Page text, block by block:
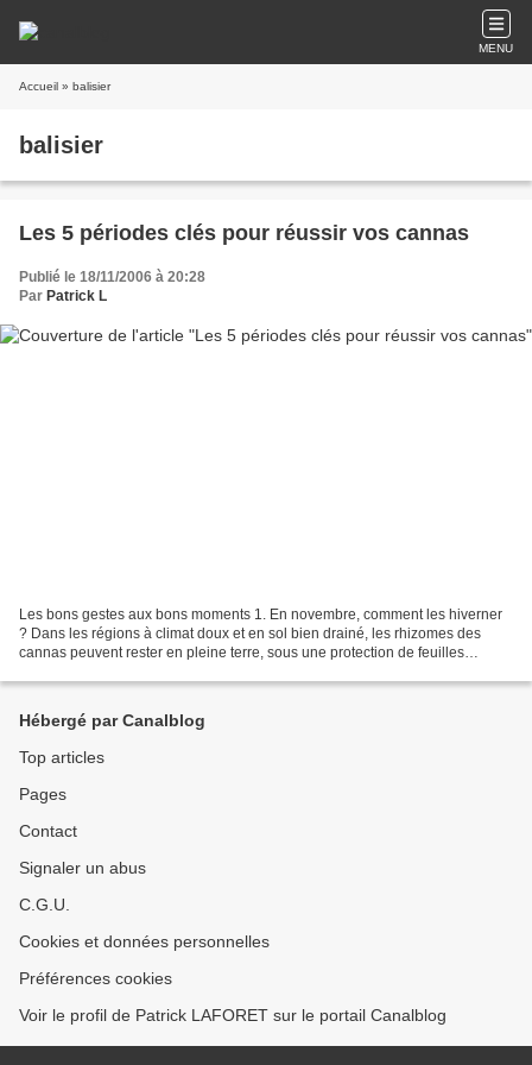
MENU
Accueil » balisier
balisier
Les 5 périodes clés pour réussir vos cannas
Publié le 18/11/2006 à 20:28
Par Patrick L
Les bons gestes aux bons moments 1. En novembre, comment les hiverner
? Dans les régions à climat doux et en sol bien drainé, les rhizomes des
cannas peuvent rester en pleine terre, sous une protection de feuilles
Hébergé par Canalblog
Top articles
Pages
Contact
Signaler un abus
C.G.U.
Cookies et données personnelles
Préférences cookies
Voir le profil de Patrick LAFORET sur le portail Canalblog